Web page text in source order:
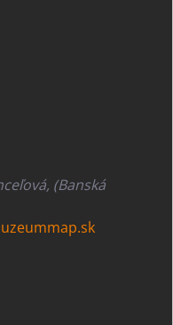
(Banská